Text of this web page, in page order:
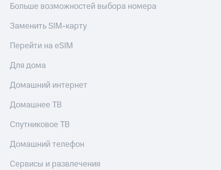
Больше возможностей выбора номера
Заменить SIM-карту
Перейти на eSIM
Для дома
Домашний интернет
Домашнее ТВ
Спутниковое ТВ
Домашний телефон
Сервисы и развлечения